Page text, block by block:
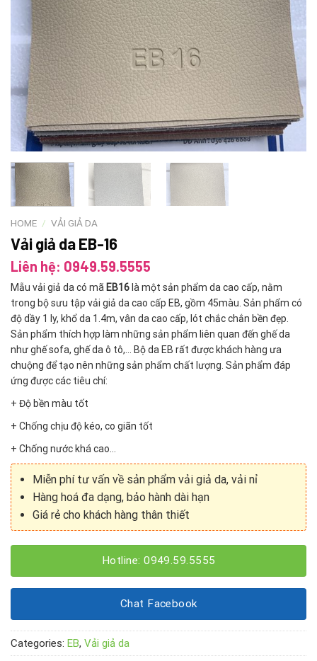
HOME / VẢI GIẢ DA
Vải giả da EB-16
Liên hệ: 0949.59.5555
Mẫu vải giả da có mã EB16 là một sản phẩm da cao cấp, nằm
trong bộ sưu tập vải giả da cao cấp EB, gồm 45màu. Sản phẩm có
độ dầy 1 ly, khổ da 1.4m, vân da cao cấp, lót chắc chắn bền đẹp.
Sản phẩm thích hợp làm những sản phẩm liên quan đến ghế da
như ghế sofa, ghế da ô tô,… Bộ da EB rất được khách hàng ưa
chuộng để tạo nên những sản phẩm chất lượng. Sản phẩm đáp
ứng được các tiêu chí:
+ Độ bền màu tốt
+ Chống chịu độ kéo, co giãn tốt
+ Chống nước khá cao…
Miễn phí tư vấn về sản phẩm vải giả da, vải nỉ
Hàng hoá đa dạng, bảo hành dài hạn
Giá rẻ cho khách hàng thân thiết
Hotline: 0949.59.5555
Chat Facebook
Categories: EB, Vải giả da